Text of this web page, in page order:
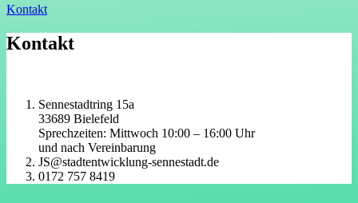
Kontakt
Kontakt
Sennestadtring 15a
33689 Bielefeld
Sprechzeiten: Mittwoch 10:00 – 16:00 Uhr
und nach Vereinbarung
JS@stadtentwicklung-sennestadt.de
0172 757 8419